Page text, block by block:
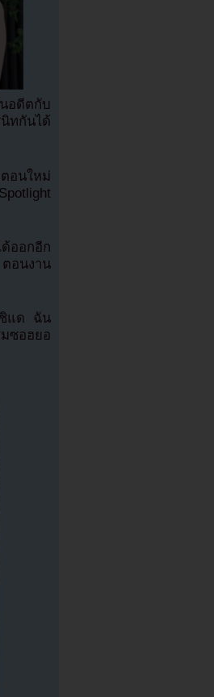
อดีตกับ
ทกันได้
ตอนใหม่
ออกอีก
อนงาน
ชิแด ฉัน
ซอฮยอ